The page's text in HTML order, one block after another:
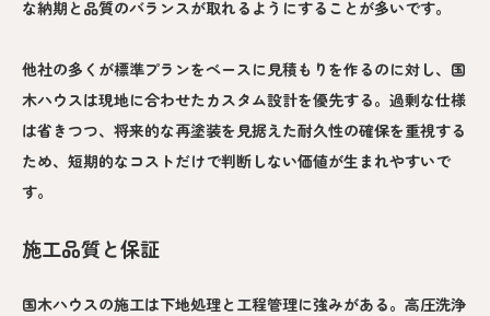
な納期と品質のバランスが取れるようにすることが多いです。
他社の多くが標準プランをベースに見積もりを作るのに対し、国
木ハウスは現地に合わせたカスタム設計を優先する。過剰な仕様
は省きつつ、将来的な再塗装を見据えた耐久性の確保を重視する
ため、短期的なコストだけで判断しない価値が生まれやすいで
す。
施工品質と保証
国木ハウスの施工は下地処理と工程管理に強みがある。高圧洗浄